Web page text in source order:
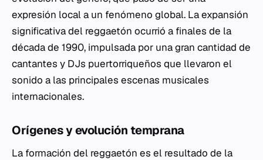
expresión local a un fenómeno global. La expansión
significativa del reggaetón ocurrió a finales de la
década de 1990, impulsada por una gran cantidad de
cantantes y DJs puertorriqueños que llevaron el
sonido a las principales escenas musicales
internacionales.
Orígenes y evolución temprana
La formación del reggaetón es el resultado de la